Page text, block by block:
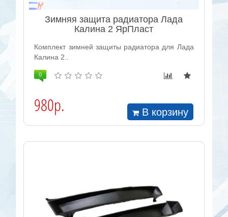
Зимняя защита радиатора Лада
Калина 2 ЯрПласт
Комплект зимней защиты радиатора для Лада
Калина 2..
0
980р. В корзину